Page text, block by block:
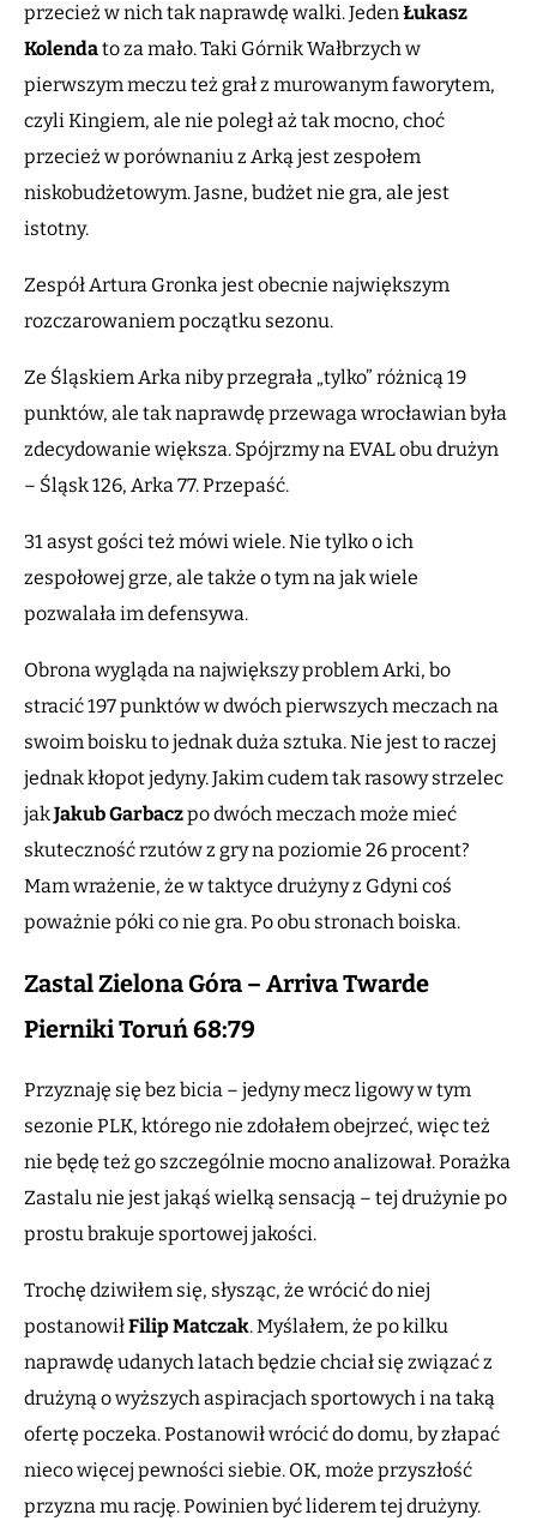
przecież w nich tak naprawdę walki. JedenŁukasz
Kolendato za mało. Taki Górnik Wałbrzych w
pierwszym meczu też grał z murowanym faworytem,
czyli Kingiem, ale nie poległ aż tak mocno, choć
przecież w porównaniu z Arką jest zespołem
niskobudżetowym. Jasne, budżet nie gra, ale jest
istotny.
Zespół Artura Gronka jest obecnie największym
rozczarowaniem początku sezonu.
Ze Śląskiem Arka niby przegrała „tylko” różnicą 19
punktów, ale tak naprawdę przewaga wrocławian była
zdecydowanie większa. Spójrzmy na EVAL obu drużyn
– Śląsk 126, Arka 77. Przepaść.
31 asyst gości też mówi wiele. Nie tylko o ich
zespołowej grze, ale także o tym na jak wiele
pozwalała im defensywa.
Obrona wygląda na największy problem Arki, bo
stracić 197 punktów w dwóch pierwszych meczach na
swoim boisku to jednak duża sztuka. Nie jest to raczej
jednak kłopot jedyny. Jakim cudem tak rasowy strzelec
jakJakub Garbaczpo dwóch meczach może mieć
skuteczność rzutów z gry na poziomie 26 procent?
Mam wrażenie, że w taktyce drużyny z Gdyni coś
poważnie póki co nie gra. Po obu stronach boiska.
Zastal Zielona Góra – Arriva Twarde
Pierniki Toruń 68:79
Przyznaję się bez bicia – jedyny mecz ligowy w tym
sezonie PLK, którego nie zdołałem obejrzeć, więc też
nie będę też go szczególnie mocno analizował. Porażka
Zastalu nie jest jakąś wielką sensacją – tej drużynie po
prostu brakuje sportowej jakości.
Trochę dziwiłem się, słysząc, że wrócić do niej
postanowiłFilip Matczak. Myślałem, że po kilku
naprawdę udanych latach będzie chciał się związać z
drużyną o wyższych aspiracjach sportowych i na taką
ofertę poczeka. Postanowił wrócić do domu, by złapać
nieco więcej pewności siebie. OK, może przyszłość
przyzna mu rację. Powinien być liderem tej drużyny.